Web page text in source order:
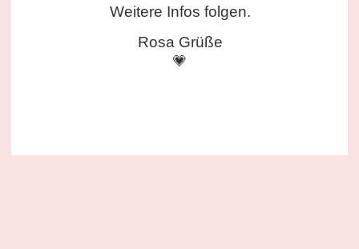
Weitere Infos folgen.
Rosa Grüße
💗